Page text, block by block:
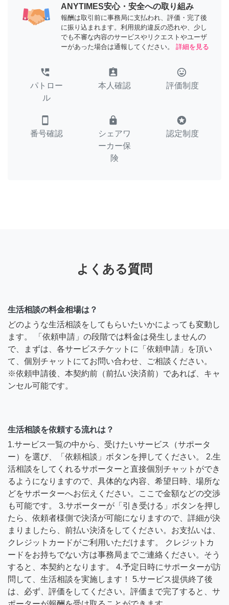
ANYTIMES安心・安全への取り組み
報酬は取引前に事務局に支払われ、評価・完了後
に振り込まれます。利用規約違反の恐れや、少し
でも不審な内容のサービスやリクエストやユーザ
ーがあった場合は通報してください。
詳細を見る
perm_phone_msg
パトロー
ル
assignment_ind
本人確認
tag_faces
評価制度
smartphone
番号確認
lock
シェアワ
ーカー保
険
stars
認定制度
よくある質問
生活相談の料金相場は？
どのような生活相談をしてもらいたいかによっても変動し
ます。 「依頼申請」の段階では料金は発生しませんの
で、まずは、各サービスチケットに「依頼申請」を頂い
て、個別チャットにてお問い合わせ、ご相談ください。
※依頼申請後、本契約前（前払い決済前）であれば、キャ
ンセル可能です。
生活相談を依頼する流れは？
1.サービス一覧の中から、受けたいサービス（サポータ
ー）を選び、「依頼相談」ボタンを押してください。 2.生
活相談をしてくれるサポーターと直接個別チャットができ
るようになりますので、具体的な内容、希望日時、場所な
どをサポーターへお伝えください。ここで金額などの交渉
も可能です。 3.サポーターが「引き受ける」ボタンを押し
たら、依頼者様側で決済が可能になりますので、詳細が決
まりましたら、前払い決済をしてください。お支払いは、
クレジットカードがご利用いただけます。 クレジットカ
ードをお持ちでない方は事務局までご連絡ください。そう
すると、本契約となります。 4.予定日時にサポーターが訪
問して、生活相談を実施します！ 5.サービス提供終了後
は、必ず、評価をしてください。評価まで完了すると、サ